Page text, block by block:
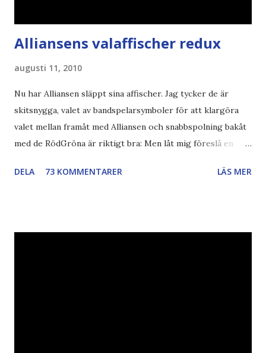
Alliansens valaffischer redux
augusti 11, 2010
Nu har Alliansen släppt sina affischer. Jag tycker de är
skitsnygga, valet av bandspelarsymboler för att klargöra
valet mellan framåt med Alliansen och snabbspolning bakåt
med de RödGröna är riktigt bra: Men låt mig föreslå en
Piratpartiet FRA-lagen Kultur Upphovsrätten //Zac,
DELA 73 KOMMENTARER LÄS MER